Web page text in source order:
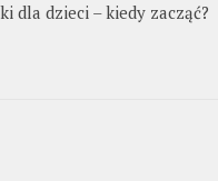
dla dzieci – kiedy zacząć?